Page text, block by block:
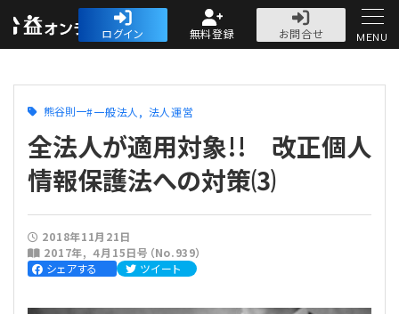
公益・一般法人オ
ログイン 無料登録
お問合せ
人気記事
法人運営
法人運営
会計・税務
MENU
熊谷則一 一般法人 法人運営
全法人が適用対象!! 改正個人
情報保護法への対策⑶
2018年11月21日
2017年
４月15日号（No.939）
シェアする
ツイート